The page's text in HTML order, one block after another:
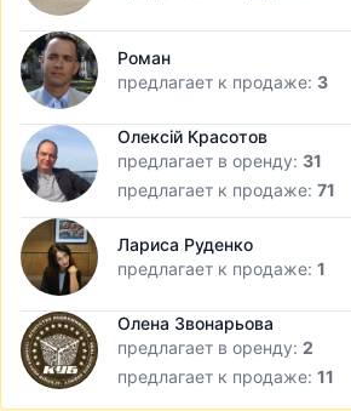
Роман
предлагает к продаже: 3
Олексій Красотов
предлагает в оренду: 31
предлагает к продаже: 71
Лариса Руденко
предлагает к продаже: 1
Олена Звонарьова
предлагает в оренду: 2
предлагает к продаже: 11